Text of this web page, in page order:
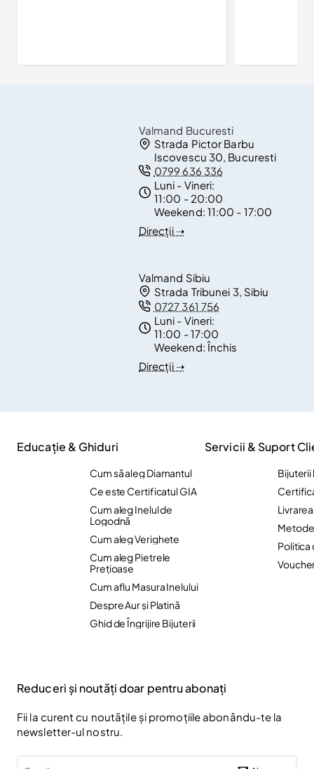
Valmand Bucuresti
Strada Pictor Barbu
Iscovescu 30, Bucuresti
0799 636 336
Luni - Vineri:
11:00 - 20:00
Weekend: 11:00 - 17:00
Direcții ➝
Valmand Sibiu
Strada Tribunei 3, Sibiu
0727 361 756
Luni - Vineri:
11:00 - 17:00
Weekend:Închis
Direcții ➝
Educație & Ghiduri
Cum să aleg Diamantul
Ce este Certificatul GIA
Cum aleg Inelul de
Logodnă
Cum aleg Verighete
Cum aleg Pietrele
Preţioase
Cum aflu Masura Inelului
Despre Aur și Platină
Ghid de Îngrijire Bijuterii
Servicii & Suport
Bijuterii
Politica
Reduceri și noutăți doar pentru abonați
Fii la curent cu noutățile și promoțiile abonându-te la
newsletter-ul nostru.